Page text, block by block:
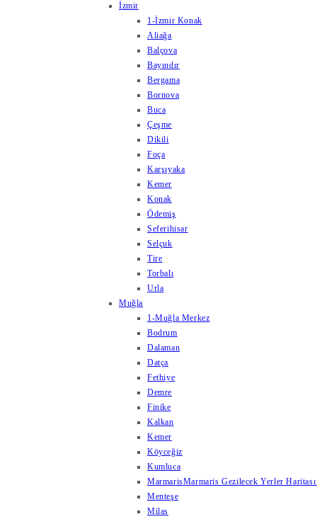
İzmir
1-İzmir Konak
Aliağa
Balçova
Bayındır
Bergama
Bornova
Buca
Çeşme
Dikili
Foça
Karşıyaka
Kemer
Konak
Ödemiş
Seferihisar
Selçuk
Tire
Torbalı
Urla
Muğla
1-Muğla Merkez
Bodrum
Dalaman
Datça
Fethiye
Demre
Finike
Kalkan
Kemer
Köyceğiz
Kumluca
MarmarisMarmaris Gezilecek Yerler
Menteşe
Milas